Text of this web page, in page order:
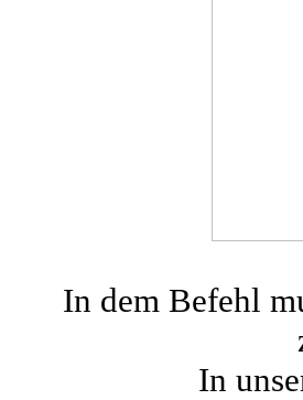
In dem Befehl
In